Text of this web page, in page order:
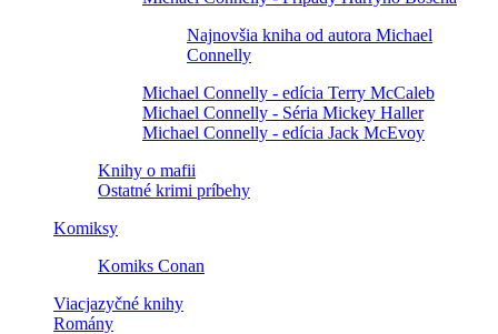
Najnovšia kniha od autora Michael
Connelly
Michael Connelly - edícia Terry McCaleb
Michael Connelly - Séria Mickey Haller
Michael Connelly - edícia Jack McEvoy
Knihy o mafii
Ostatné krimi príbehy
Komiksy
Komiks Conan
Viacjazyčné knihy
Romány